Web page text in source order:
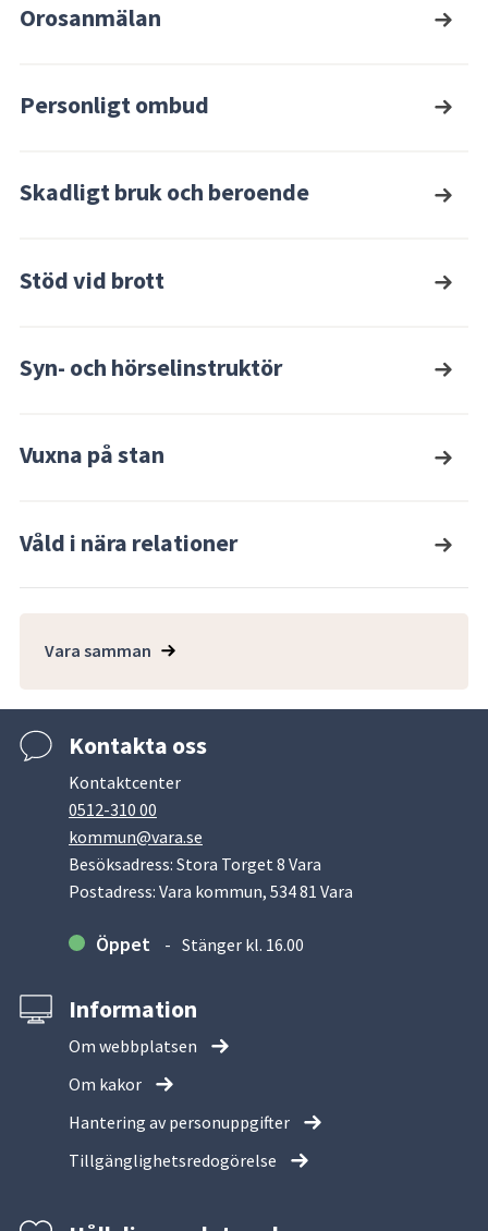
Orosanmälan
Personligt ombud
Skadligt bruk och beroende
Stöd vid brott
Syn- och hörselinstruktör
Vuxna på stan
Våld i nära relationer
Vara samman
Kontakta oss
Kontaktcenter
0512-310 00
kommun@vara.se
Besöksadress: Stora Torget 8 Vara
Postadress: Vara kommun, 534 81 Vara
Öppet Stänger kl. 16.00
Information
Om webbplatsen
Om kakor
Hantering av personuppgifter
Tillgänglighetsredogörelse